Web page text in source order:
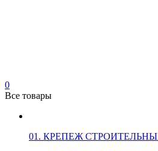
0
Все товары
01. КРЕПЕЖ